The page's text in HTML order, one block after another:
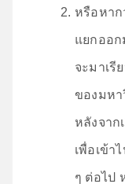
หรือหาก
แยกออ
จะมาเรี
ของมห
หลังจา
เพื่อเข้
ๆ ต่อไป